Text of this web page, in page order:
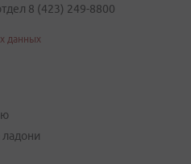
8 (423) 249-8800
данных
ладони